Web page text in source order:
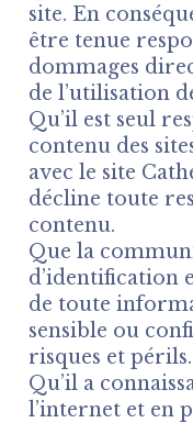
site. En
être tenue
dommages
de l’utilisation
Qu’il est seul
contenu des
avec le site
décline toute
contenu.
Que la
d’identification
de toute
sensible ou
risques et périls.
Qu’il a
l’internet et en